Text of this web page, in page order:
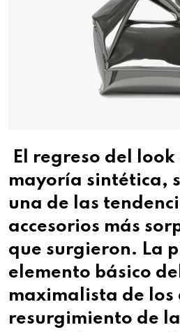
El regreso del
mayoría sintética,
una de las
accesorios más
que surgieron. La
elemento básico
maximalista de los
resurgimiento de